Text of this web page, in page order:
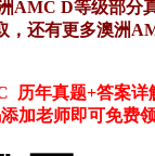
AMC D等级部分
，还有更多澳洲
历年真题+答案详
加老师即可免费